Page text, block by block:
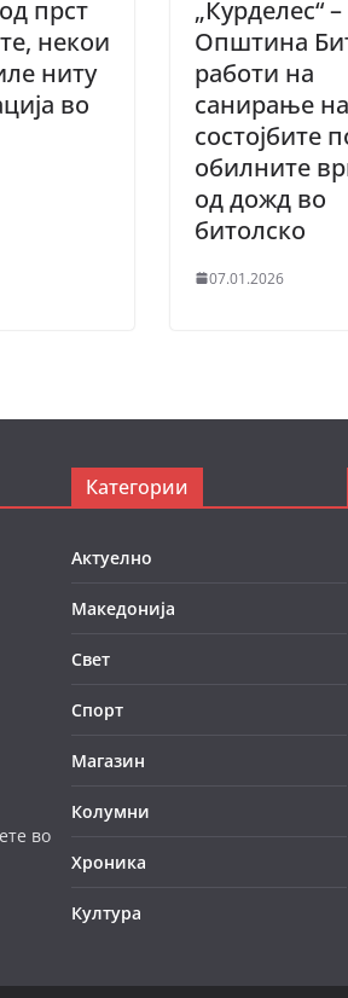
прст
некои
ниту
во
„Курделес“ –
Општина
работи на
санирање на
состојбите
обилните
од дожд во
битолско
07.01.2026
во
Категории
Актуелно
Македонија
Свет
Спорт
Магазин
Колумни
Хроника
Култура